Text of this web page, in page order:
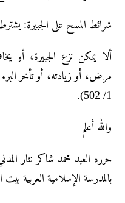
شرائط المسح على الجبيرة:
ألا يمكن نزع الجبيرة،
مرض، أو زيادته، أو تأخر البرء
1/ 502).
والله أعلم
حرره العبد محمد شاکر نثار
بالمدرسة الإسلامية العربية